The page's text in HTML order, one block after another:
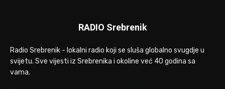
RADIO Srebrenik
Radio Srebrenik - lokalni radio koji se sluša globalno svugdje u
svijetu. Sve vijesti iz Srebrenika i okoline već 40 godina sa
vama.